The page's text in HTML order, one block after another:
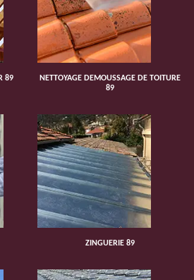
89
NETTOYAGE DEMOUSSAGE DE TOITURE
89
ZINGUERIE 89